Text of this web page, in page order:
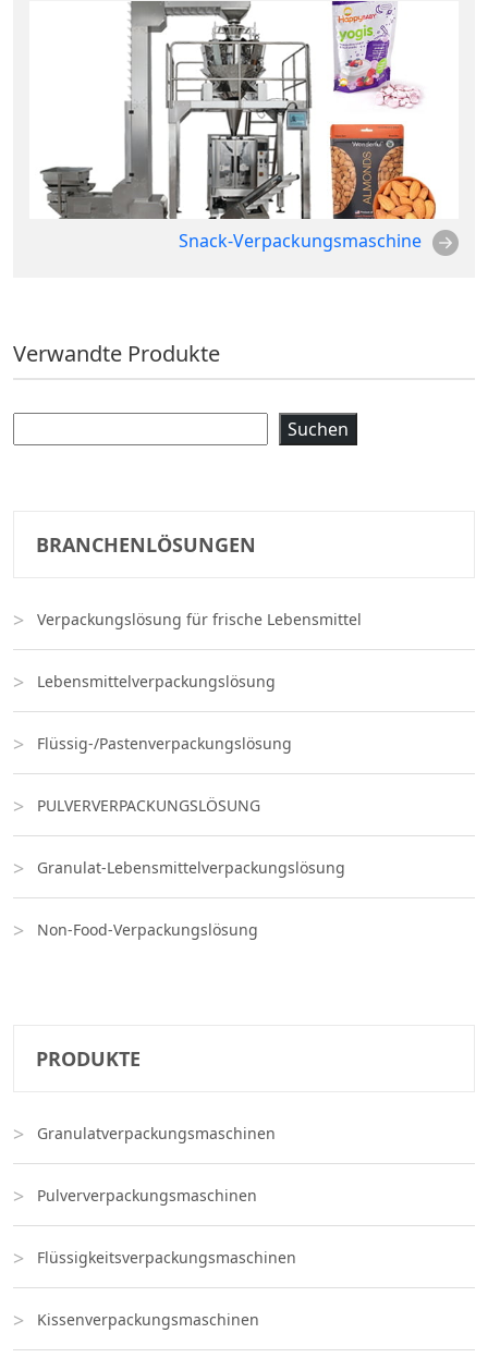
Snack-Verpackungsmaschine
Verwandte Produkte
Suchen
BRANCHENLÖSUNGEN
Verpackungslösung für frische Lebensmittel
Lebensmittelverpackungslösung
Flüssig-/Pastenverpackungslösung
PULVERVERPACKUNGSLÖSUNG
Granulat-Lebensmittelverpackungslösung
Non-Food-Verpackungslösung
PRODUKTE
Granulatverpackungsmaschinen
Pulververpackungsmaschinen
Flüssigkeitsverpackungsmaschinen
Kissenverpackungsmaschinen